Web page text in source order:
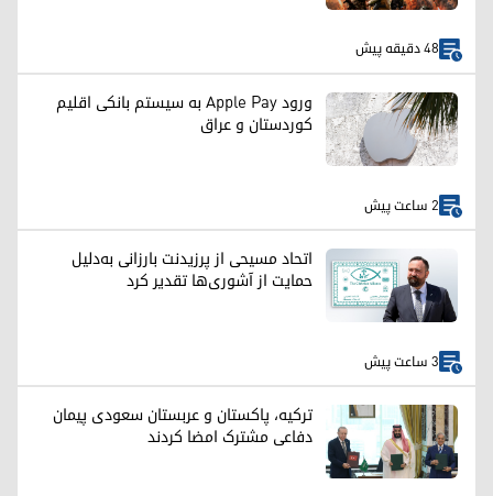
48 دقیقه پیش
ورود Apple Pay به سیستم بانکی اقلیم
کوردستان و عراق
2 ساعت پیش
اتحاد مسیحی از پرزیدنت بارزانی به‌دلیل
حمایت از آشوری‌ها تقدیر کرد
3 ساعت پیش
ترکیه، پاکستان و عربستان سعودی پیمان
دفاعی مشترک امضا کردند